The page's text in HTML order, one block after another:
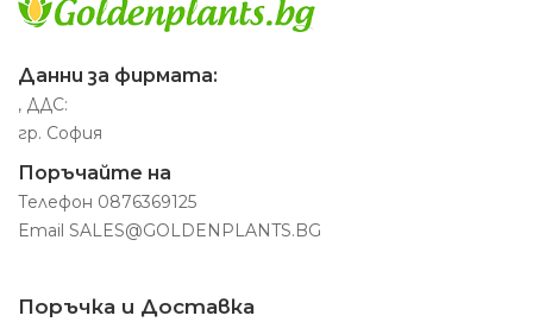
Данни за фирмата:
, ДДС:
гр. София
Поръчайте на
Телефон 0876369125
Email SALES@GOLDENPLANTS.BG
Поръчка и Доставка